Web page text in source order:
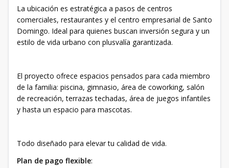
La ubicación es estratégica a pasos de centros
comerciales, restaurantes y el centro empresarial de Santo
Domingo. Ideal para quienes buscan inversión segura y un
estilo de vida urbano con plusvalía garantizada.
El proyecto ofrece espacios pensados para cada miembro
de la familia: piscina, gimnasio, área de coworking, salón
de recreación, terrazas techadas, área de juegos infantiles
y hasta un espacio para mascotas.
Todo diseñado para elevar tu calidad de vida.
Plan de pago flexible: